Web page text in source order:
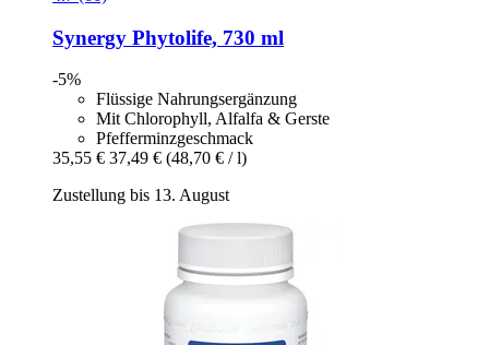
Synergy Phytolife, 730 ml
-5%
Flüssige Nahrungsergänzung
Mit Chlorophyll, Alfalfa & Gerste
Pfefferminzgeschmack
35,55 € 37,49 € (48,70 € / l)
Zustellung bis 13. August